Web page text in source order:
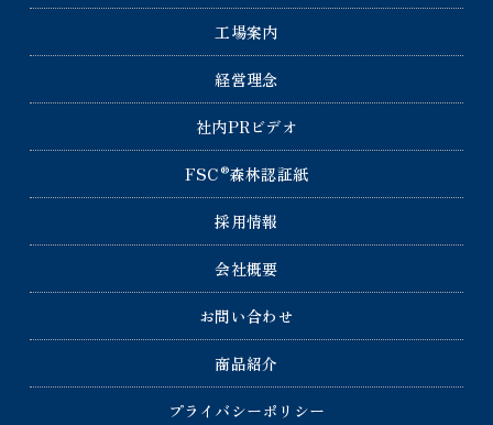
工場案内
経営理念
社内PRビデオ
FSC®森林認証紙
採用情報
会社概要
お問い合わせ
商品紹介
プライバシーポリシー